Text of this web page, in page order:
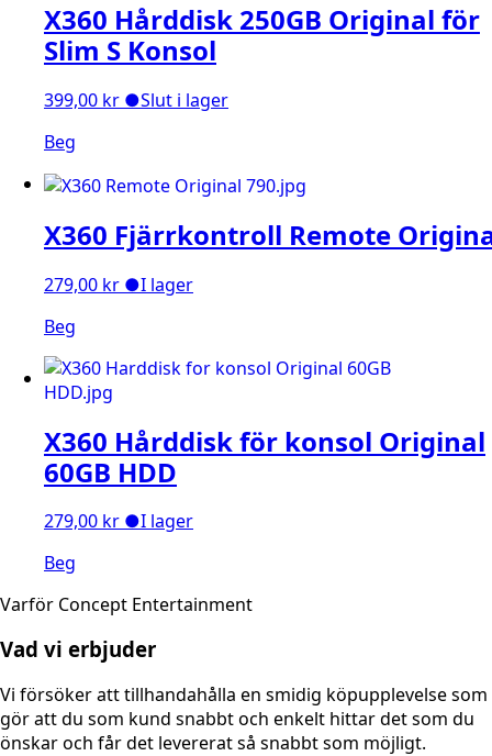
X360 Hårddisk 250GB Original för
Slim S Konsol
399,00 kr ●Slut i lager
Beg
X360 Fjärrkontroll Remote
279,00 kr ●I lager
Beg
X360 Hårddisk för konsol Original
60GB HDD
279,00 kr ●I lager
Beg
Varför Concept Entertainment
Vad vi erbjuder
Vi försöker att tillhandahålla en smidig köpupplevelse som
gör att du som kund snabbt och enkelt hittar det som du
önskar och får det levererat så snabbt som möjligt.